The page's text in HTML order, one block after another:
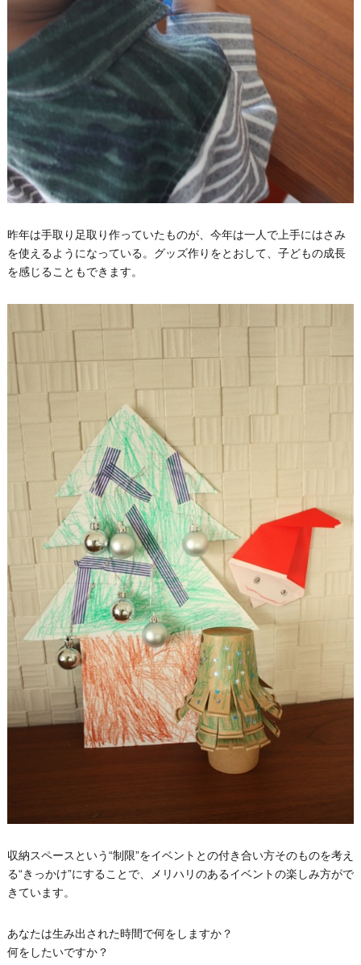
昨年は手取り足取り作っていたものが、今年は一人で上手にはさみ
を使えるようになっている。グッズ作りをとおして、子どもの成長
を感じることもできます。
収納スペースという“制限”をイベントとの付き合い方そのものを考え
る“きっかけ”にすることで、メリハリのあるイベントの楽しみ方がで
きています。
あなたは生み出された時間で何をしますか？
何をしたいですか？